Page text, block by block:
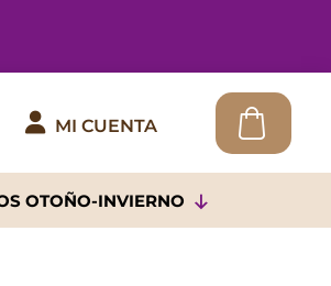
 MI CUENTA
OTOÑO-INVIERNO